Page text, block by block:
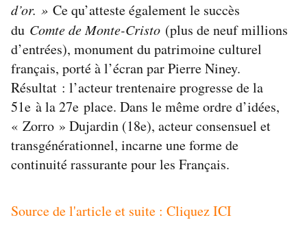
d’or. » Ce qu’atteste également le succès
du Comte de Monte-Cristo (plus de neuf millions
d’entrées), monument du patrimoine culturel
français, porté à l’écran par Pierre Niney.
Résultat : l’acteur trentenaire progresse de la
51e à la 27e place. Dans le même ordre d’idées,
« Zorro » Dujardin (18e), acteur consensuel et
transgénérationnel, incarne une forme de
continuité rassurante pour les Français.
Source de l'article et suite : Cliquez ICI